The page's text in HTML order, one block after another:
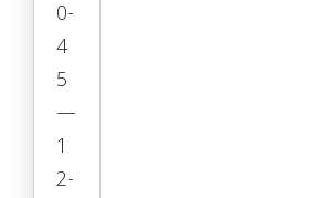
0-
4
5
—
1
2-